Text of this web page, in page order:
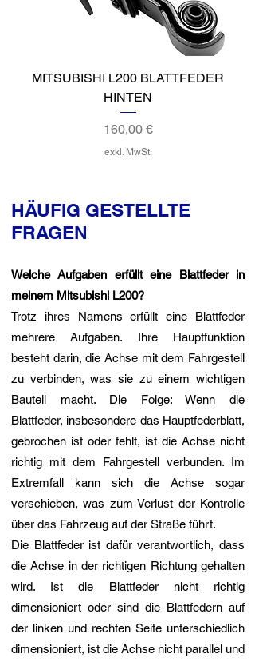
MITSUBISHI L200 BLATTFEDER
HINTEN
Preis
160,00 €
exkl. MwSt.
HÄUFIG GESTELLTE
FRAGEN
Welche Aufgaben erfüllt eine Blattfeder in
meinem Mitsubishi L200?
Trotz ihres Namens erfüllt eine Blattfeder
mehrere Aufgaben. Ihre Hauptfunktion
besteht darin, die Achse mit dem Fahrgestell
zu verbinden, was sie zu einem wichtigen
Bauteil macht. Die Folge: Wenn die
Blattfeder, insbesondere das Hauptfederblatt,
gebrochen ist oder fehlt, ist die Achse nicht
richtig mit dem Fahrgestell verbunden. Im
Extremfall kann sich die Achse sogar
verschieben, was zum Verlust der Kontrolle
über das Fahrzeug auf der Straße führt.
Die Blattfeder ist dafür verantwortlich, dass
die Achse in der richtigen Richtung gehalten
wird. Ist die Blattfeder nicht richtig
dimensioniert oder sind die Blattfedern auf
der linken und rechten Seite unterschiedlich
dimensioniert, ist die Achse nicht parallel und